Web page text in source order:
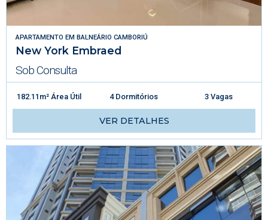
APARTAMENTO EM BALNEÁRIO CAMBORIÚ
New York Embraed
Sob Consulta
182.11m² Área Útil 4 Dormitórios 3 Vagas
VER DETALHES